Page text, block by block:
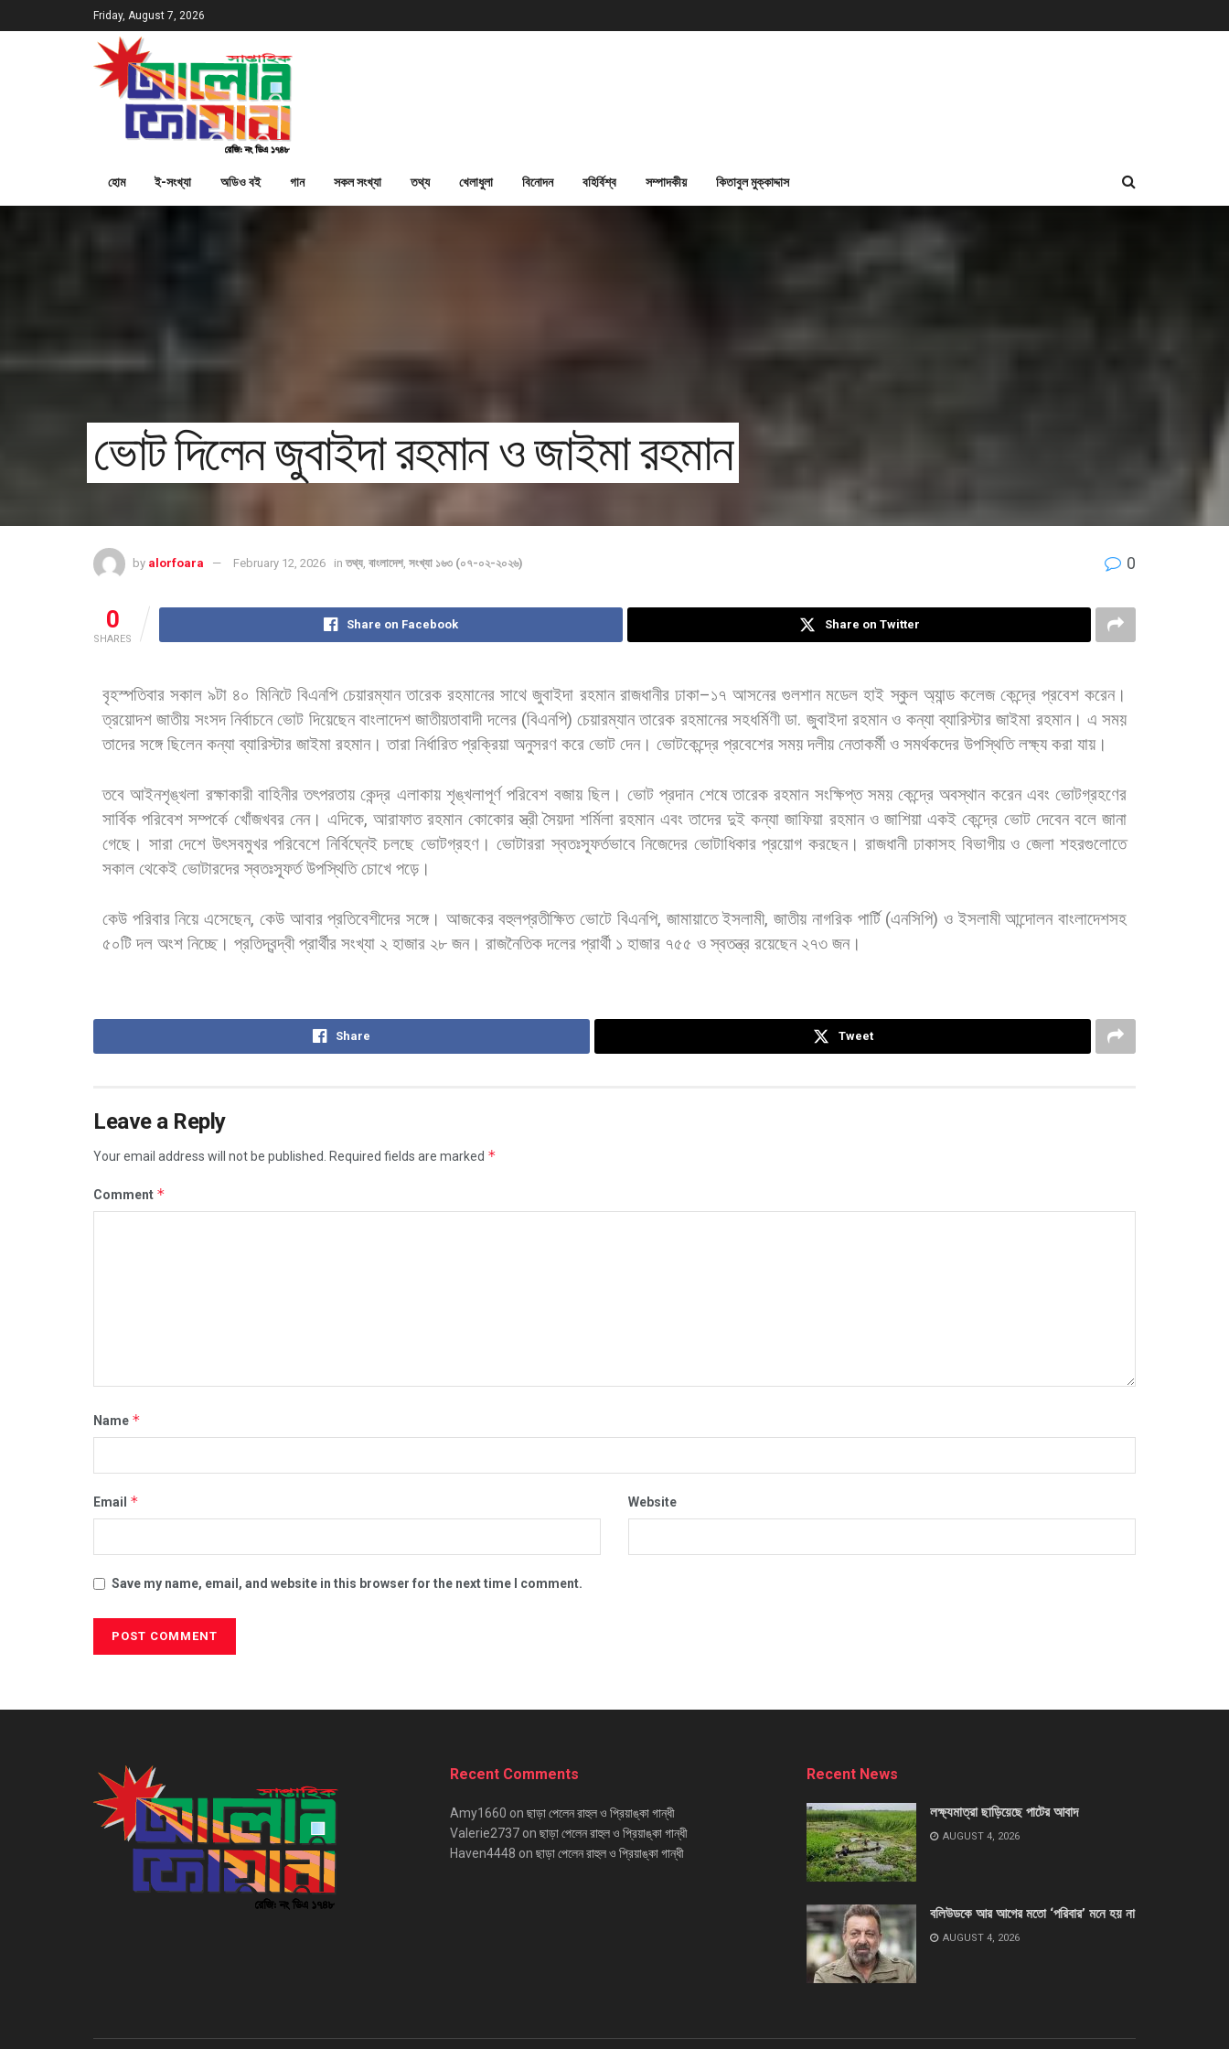
Friday, August 7, 2026
হোম ই-সংখ্যা অডিও বই গান সকল সংখ্যা তথ্য খেলাধুলা বিনোদন বহির্বিশ্ব সম্পাদকীয় কিতাবুল মুক্কাদ্দাস
ভোট দিলেন জুবাইদা রহমান ও জাইমা রহমান
by alorfoara February 12, 2026 in তথ্য, বাংলাদেশ, সংখ্যা ১৬৩ (০৭-০২-২০২৬) 0
0
SHARES
Share on Facebook Share on Twitter
বৃহস্পতিবার সকাল ৯টা ৪০ মিনিটে বিএনপি চেয়ারম্যান তারেক রহমানের সাথে জুবাইদা রহমান রাজধানীর ঢাকা–১৭ আসনের গুলশান মডেল হাই স্কুল অ্যান্ড কলেজ কেন্দ্রে প্রবেশ করেন।
ত্রয়োদশ জাতীয় সংসদ নির্বাচনে ভোট দিয়েছেন বাংলাদেশ জাতীয়তাবাদী দলের(বিএনপি)চেয়ারম্যান তারেক রহমানের সহধর্মিণী ডা. জুবাইদা রহমান ও কন্যা ব্যারিস্টার জাইমা রহমান। এ সময়
তাদের সঙ্গে ছিলেন কন্যা ব্যারিস্টার জাইমা রহমান। তারা নির্ধারিত প্রক্রিয়া অনুসরণ করে ভোট দেন। ভোটকেন্দ্রে প্রবেশের সময় দলীয় নেতাকর্মী ও সমর্থকদের উপস্থিতি লক্ষ্য করা যায়।
তবে আইনশৃঙ্খলা রক্ষাকারী বাহিনীর তৎপরতায় কেন্দ্র এলাকায় শৃঙ্খলাপূর্ণ পরিবেশ বজায় ছিল। ভোট প্রদান শেষে তারেক রহমান সংক্ষিপ্ত সময় কেন্দ্রে অবস্থান করেন এবং ভোটগ্রহণের
সার্বিক পরিবেশ সম্পর্কে খোঁজখবর নেন। এদিকে,আরাফাত রহমান কোকোর স্ত্রী সৈয়দা শর্মিলা রহমান এবং তাদের দুই কন্যা জাফিয়া রহমান ও জাশিয়া একই কেন্দ্রে ভোট দেবেন বলে জানা
গেছে। সারা দেশে উৎসবমুখর পরিবেশে নির্বিঘ্নেই চলছে ভোটগ্রহণ। ভোটাররা স্বতঃস্ফূর্তভাবে নিজেদের ভোটাধিকার প্রয়োগ করছেন। রাজধানী ঢাকাসহ বিভাগীয় ও জেলা শহরগুলোতে
সকাল থেকেই ভোটারদের স্বতঃস্ফূর্ত উপস্থিতি চোখে পড়ে।
কেউ পরিবার নিয়ে এসেছেন, কেউ আবার প্রতিবেশীদের সঙ্গে। আজকের বহুলপ্রতীক্ষিত ভোটে বিএনপি, জামায়াতে ইসলামী,জাতীয় নাগরিক পার্টি(এনসিপি) ও ইসলামী আন্দোলন বাংলাদেশসহ
৫০টি দল অংশ নিচ্ছে। প্রতিদ্বন্দ্বী প্রার্থীর সংখ্যা ২ হাজার ২৮ জন। রাজনৈতিক দলের প্রার্থী ১ হাজার ৭৫৫ ও স্বতন্ত্র রয়েছেন ২৭৩ জন।
Share Tweet
Leave a Reply
Your email address will not be published. Required fields are marked *
Comment *
Name *
Email * Website
Save my name, email, and website in this browser for the next time I comment.
Recent Comments
Amy1660 on ছাড়া পেলেন রাহুল ও প্রিয়াঙ্কা গান্ধী
Valerie2737 on ছাড়া পেলেন রাহুল ও প্রিয়াঙ্কা গান্ধী
Haven4448 on ছাড়া পেলেন রাহুল ও প্রিয়াঙ্কা গান্ধী
Recent News
লক্ষ্যমাত্রা ছাড়িয়েছে পাটের আবাদ
AUGUST 4, 2026
বলিউডকে আর আগের মতো ‘পরিবার’ মনে হয় না
AUGUST 4, 2026